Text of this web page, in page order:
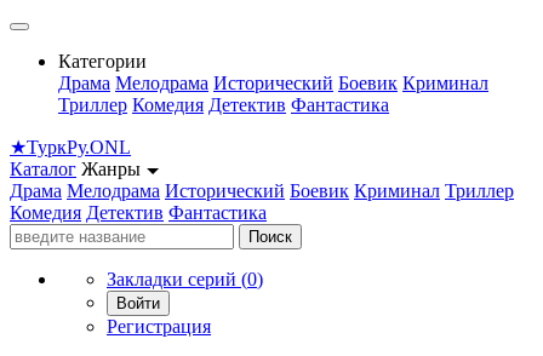
Категории
Драма Мелодрама Исторический Боевик Криминал
Триллер Комедия Детектив Фантастика
★ТуркРу.ONL
Каталог Жанры
Драма Мелодрама Исторический Боевик Криминал Триллер
Комедия Детектив Фантастика
Поиск
Закладки серий (0)
Войти
Регистрация